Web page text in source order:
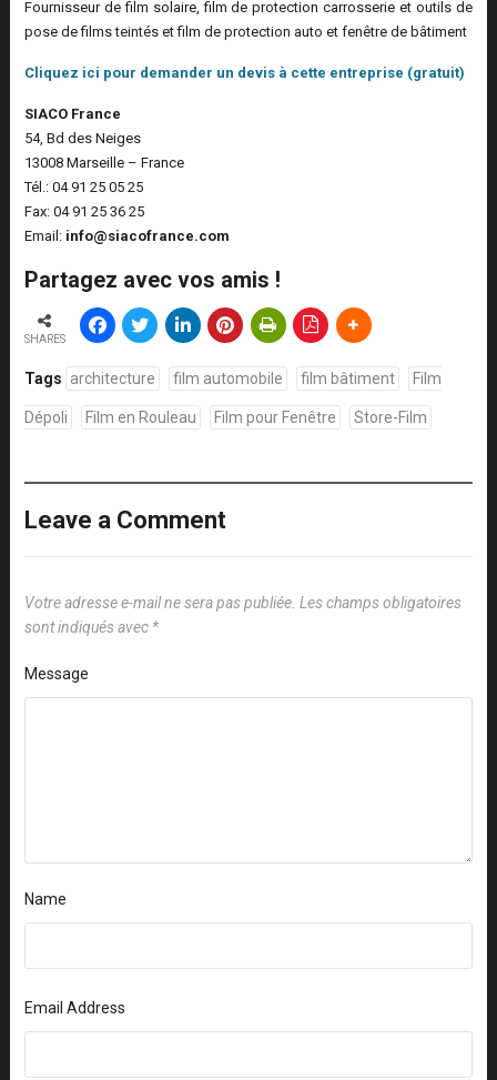
Fournisseur de film solaire, film de protection carrosserie et outils de
pose de films teintés et film de protection auto et fenêtre de bâtiment
Cliquez ici pour demander un devis à cette entreprise (gratuit)
SIACO France
54, Bd des Neiges
13008 Marseille – France
Tél.: 04 91 25 05 25
Fax: 04 91 25 36 25
Email: info@siacofrance.com
Partagez avec vos amis !
SHARES
Tags architecture film automobile film bâtiment Film
Dépoli Film en Rouleau Film pour Fenêtre Store-Film
Leave a Comment
Votre adresse e-mail ne sera pas publiée. Les champs obligatoires
sont indiqués avec *
Message
Name
Email Address